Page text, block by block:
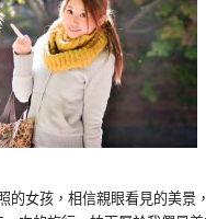
的女孩，相信親眼看見的美景